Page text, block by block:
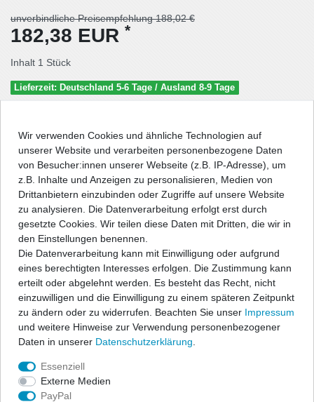
unverbindliche Preisempfehlung 188,02 €
182,38 EUR *
Inhalt 1 Stück
Lieferzeit: Deutschland 5-6 Tage / Ausland 8-9 Tage
Wunschliste
* inkl. ges. MwSt. zzgl. Versandkosten
Beschreibung
Technische Daten
Angaben Produktsicherheit
Wir verwenden Cookies und ähnliche Technologien auf
unserer Website und verarbeiten personenbezogene Daten
von Besucher:innen unserer Webseite (z.B. IP-Adresse), um
z.B. Inhalte und Anzeigen zu personalisieren, Medien von
Drittanbietern einzubinden oder Zugriffe auf unsere Website
zu analysieren. Die Datenverarbeitung erfolgt erst durch
gesetzte Cookies. Wir teilen diese Daten mit Dritten, die wir in
den Einstellungen benennen.
Die Datenverarbeitung kann mit Einwilligung oder aufgrund
eines berechtigten Interesses erfolgen. Die Zustimmung kann
erteilt oder abgelehnt werden. Es besteht das Recht, nicht
einzuwilligen und die Einwilligung zu einem späteren Zeitpunkt
zu ändern oder zu widerrufen. Beachten Sie unser Impressum
und weitere Hinweise zur Verwendung personenbezogener
Daten in unserer Daten­schutz­erklärung
Essenziell
Externe Medien
PayPal